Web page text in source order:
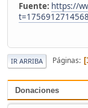
Donaciones
Fuente: https://
IR ARRIBA Páginas